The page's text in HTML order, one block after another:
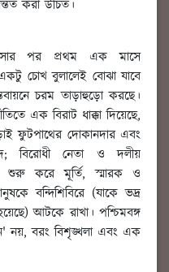
করা উচিত।
পর প্রথম এক মাসে
একটু চোখ বুলালেই বোঝা যাবে
চরম তাড়াহুড়ো করছে।
এক বিরাট ধাক্কা দিয়েছে,
ফুটপাথের দোকানদার এবং
বিরোধী নেতা ও দলীয়
শুরু করে মূর্তি, স্মারক ও
বন্দিশিবিরে (যাকে ভদ্র
আটকে রাখা। পশ্চিমবঙ্গ
নয়, বরং বিশৃঙ্খলা এবং এক